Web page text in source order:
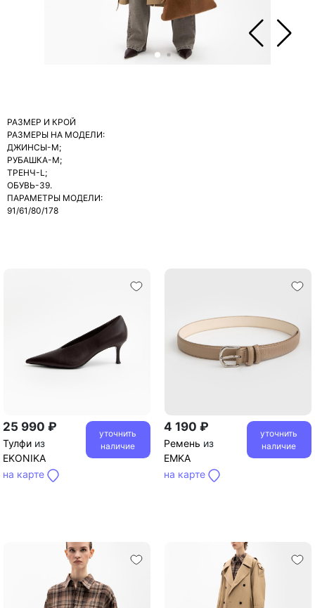
РАЗМЕР И КРОЙ
РАЗМЕРЫ НА МОДЕЛИ:
ДЖИНСЫ-М;
РУБАШКА-М;
ТРЕНЧ-L;
ОБУВЬ-39.
ПАРАМЕТРЫ МОДЕЛИ:
91/61/80/178
25 990 ₽
Тулфи из
EKONIKA
на карте
уточнить
наличие
4 190 ₽
Ремень из
EMKA
на карте
уточнить
наличие